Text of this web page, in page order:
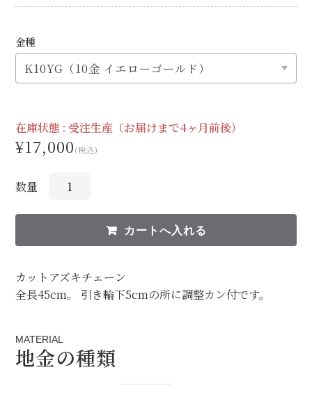
金種
在庫状態 :受注生産（お届けまで4ヶ月前後）
¥17,000(税込)
数量
カットアズキチェーン
全長45cm。 引き輪下5cmの所に調整カン付です。
MATERIAL
地金の種類